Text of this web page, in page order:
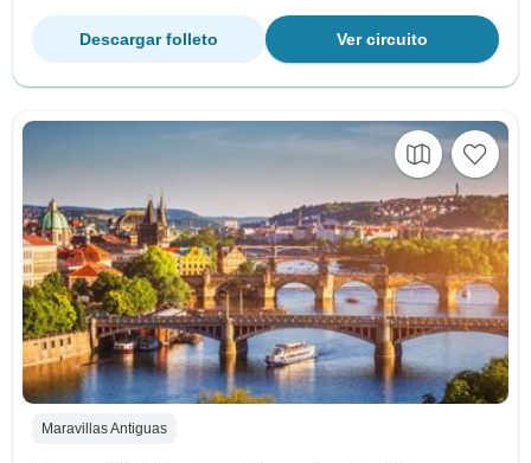
Ver circuito
Descargar folleto
Maravillas Antiguas